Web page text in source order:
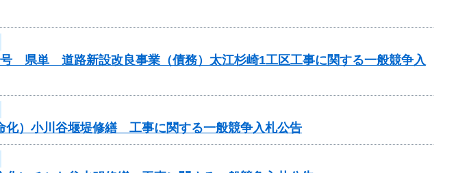
号 県単 道路新設改良事業（債務）太江杉崎1工区工事に関する一般競争入
化）小川谷堰堤修繕 工事に関する一般競争入札公告